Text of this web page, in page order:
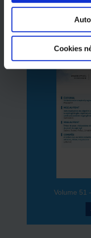
Cookies
Volume 51